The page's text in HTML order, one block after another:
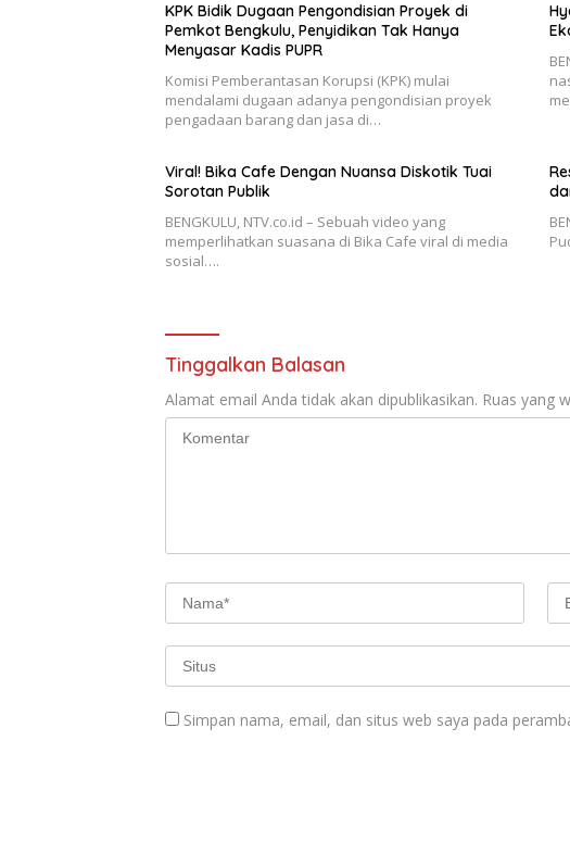
KPK Bidik Dugaan Pengondisian Proyek di
Pemkot Bengkulu, Penyidikan Tak Hanya
Menyasar Kadis PUPR
Komisi Pemberantasan Korupsi (KPK) mulai
mendalami dugaan adanya pengondisian proyek
pengadaan barang dan jasa di…
Viral! Bika Cafe Dengan Nuansa Diskotik Tuai
Sorotan Publik
BENGKULU, NTV.co.id – Sebuah video yang
memperlihatkan suasana di Bika Cafe viral di media
sosial….
Tinggalkan Balasan
Alamat email Anda tidak akan dipublikasikan. Ruas yang
Simpan nama, email, dan situs web saya pada